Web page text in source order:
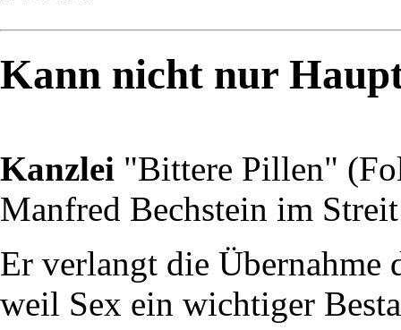
Kann nicht nur
Kanzlei "Bittere Pillen"
Manfred Bechstein im
Er verlangt die Übernahme
weil Sex ein wichtiger